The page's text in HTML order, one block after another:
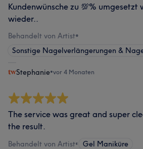
Kundenwünsche zu 💯% umgesetzt
wieder..
Behandelt von Artist•
Sonstige Nagelverlängerungen &
Stephanie•vor 4 Monaten
The service was great and super
the result.
Behandelt von Artist• Gel Maniküre